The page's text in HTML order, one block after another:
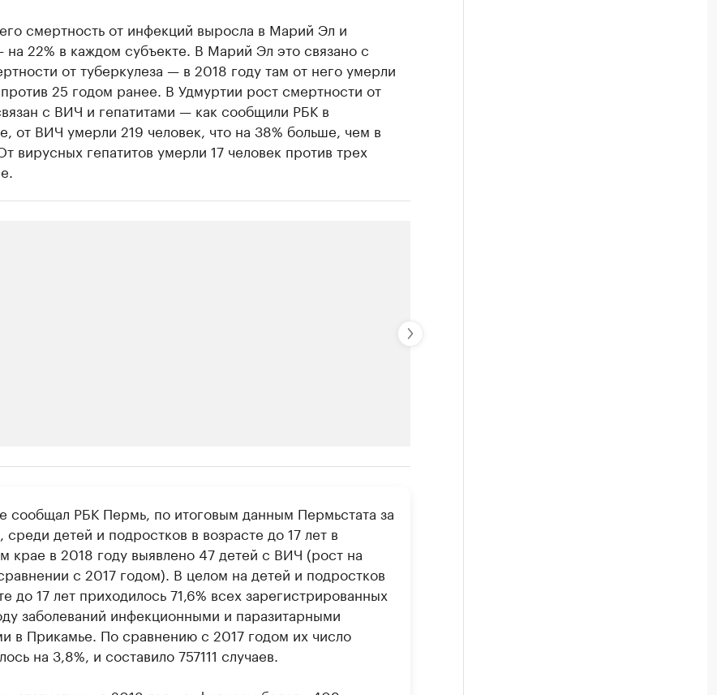
смертность от инфекций выросла в Марий Эл и
22% в каждом субъекте. В Марий Эл это связано с
от туберкулеза — в 2018 году там от него умерли
25 годом ранее. В Удмуртии рост смертности от
с ВИЧ и гепатитами — как сообщили РБК в
от ВИЧ умерли 219 человек, что на 38% больше, чем в
вирусных гепатитов умерли 17 человек против трех
производители и продавцы медийной продукции
информацией в каталоге
сообщал РБК Пермь, по итоговым данным Пермьстата за
среди детей и подростков в возрасте до 17 лет в
крае в 2018 году выявлено 47 детей с ВИЧ (рост на
с 2017 годом). В целом на детей и подростков
до 17 лет приходилось 71,6% всех зарегистрированных
заболеваний инфекционными и паразитарными
в Прикамье. По сравнению с 2017 годом их число
на 3,8%, и составило 757111 случаев.